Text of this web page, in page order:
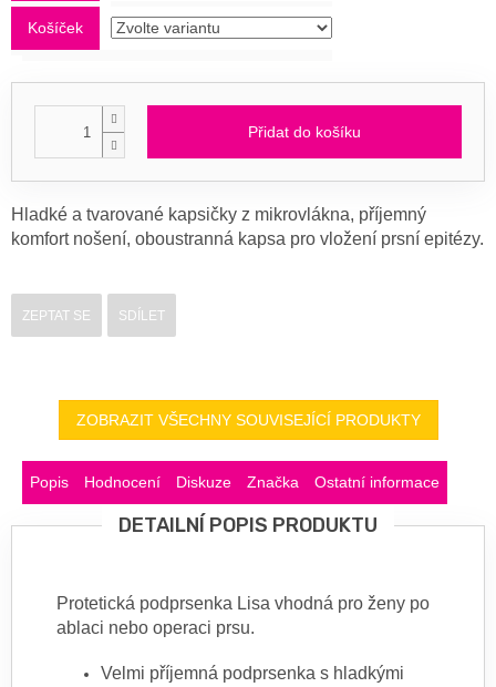
Košíček
Přidat do košíku
Hladké a tvarované kapsičky z mikrovlákna, příjemný
komfort nošení, oboustranná kapsa pro vložení prsní epitézy.
ZEPTAT SE SDÍLET
ZOBRAZIT VŠECHNY SOUVISEJÍCÍ PRODUKTY
Popis Hodnocení Diskuze Značka Ostatní informace
DETAILNÍ POPIS PRODUKTU
Protetická podprsenka Lisa vhodná pro ženy po
ablaci nebo operaci prsu.
Velmi příjemná podprsenka s hladkými